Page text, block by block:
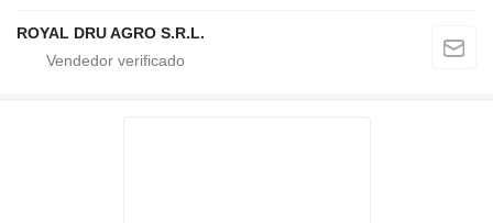
ROYAL DRU AGRO S.R.L.